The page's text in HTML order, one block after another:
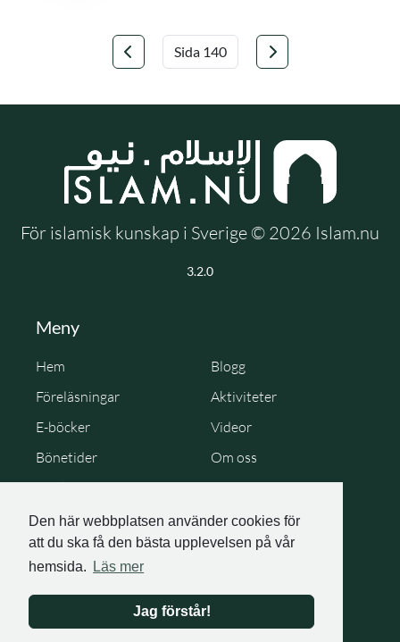
Den här webbplatsen använder cookies för
att du ska få den bästa upplevelsen på vår
hemsida.
Läs mer
Jag förstår!
Föregående
Välj sida
Nästa
För islamisk kunskap i Sverige © 2026 Islam.nu
3.2.0
Meny
Hem
Blogg
Föreläsningar
Aktiviteter
E-böcker
Videor
Bönetider
Om oss
Cookie Policy
Personuppgiftspolicy